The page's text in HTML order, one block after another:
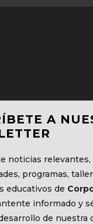
A
noticias relevantes,
programas,
educativos de
informado y
de nuestra